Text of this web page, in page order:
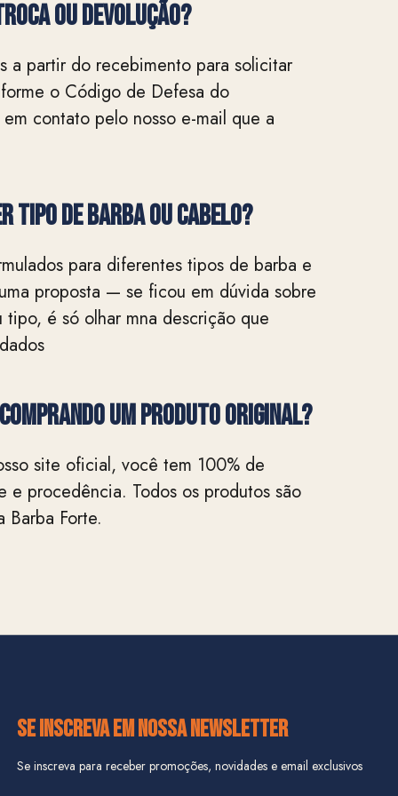
OU DEVOLUÇÃO?
a partir do recebimento para solicitar
o Código de Defesa do
contato pelo nosso e-mail que a
tipo de barba ou cabelo?
para diferentes tipos de barba e
proposta — se ficou em dúvida sobre
é só olhar mna descrição que
um produto original?
site oficial, você tem 100% de
e procedência. Todos os produtos são
Barba Forte.
SE INSCREVA EM NOSSA NEWSLETTER
Se inscreva para receber promoções, novidades e email exclusivos